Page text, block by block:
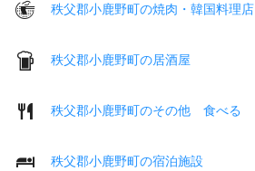
秩父郡小鹿野町の焼肉・韓国料理店
秩父郡小鹿野町の居酒屋
秩父郡小鹿野町のその他 食べる
秩父郡小鹿野町の宿泊施設